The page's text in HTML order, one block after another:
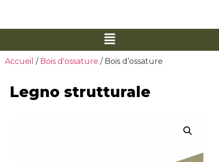
Accueil / Bois d'ossature / Bois d’ossature
Legno strutturale